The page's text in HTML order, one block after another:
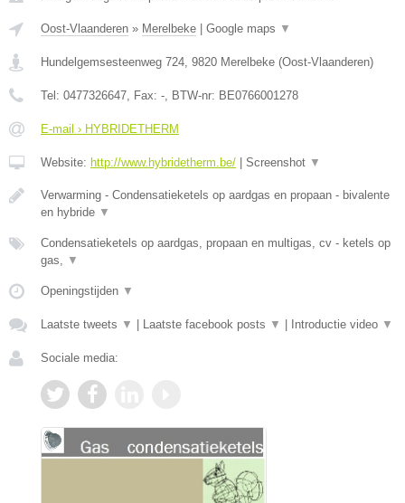
Oost-Vlaanderen » Merelbeke Google maps ▼
Hundelgemsesteenweg 724, 9820 Merelbeke (Oost-Vlaanderen)
Tel: 0477326647, Fax: -, BTW-nr: BE0766001278
E-mail › HYBRIDETHERM
Website: http://www.hybridetherm.be/ Screenshot ▼
Verwarming - Condensatieketels op aardgas en propaan - bivalente
en hybride ▼
Condensatieketels op aardgas, propaan en multigas, cv - ketels op
gas, ▼
Openingstijden ▼
Laatste tweets ▼ Laatste facebook posts ▼ Introductie video ▼
Sociale media: